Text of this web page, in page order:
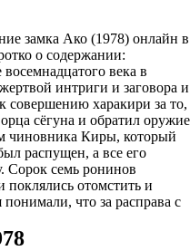
замка Ако (1978) онлайн в
о содержании:
восемнадцатого века в
интриги и заговора и
совершению харакири за то,
сёгуна и обратил оружие
чиновника Киры, который
распущен, а все его
Сорок семь ронинов
поклялись отомстить и
понимали, что за расправа с